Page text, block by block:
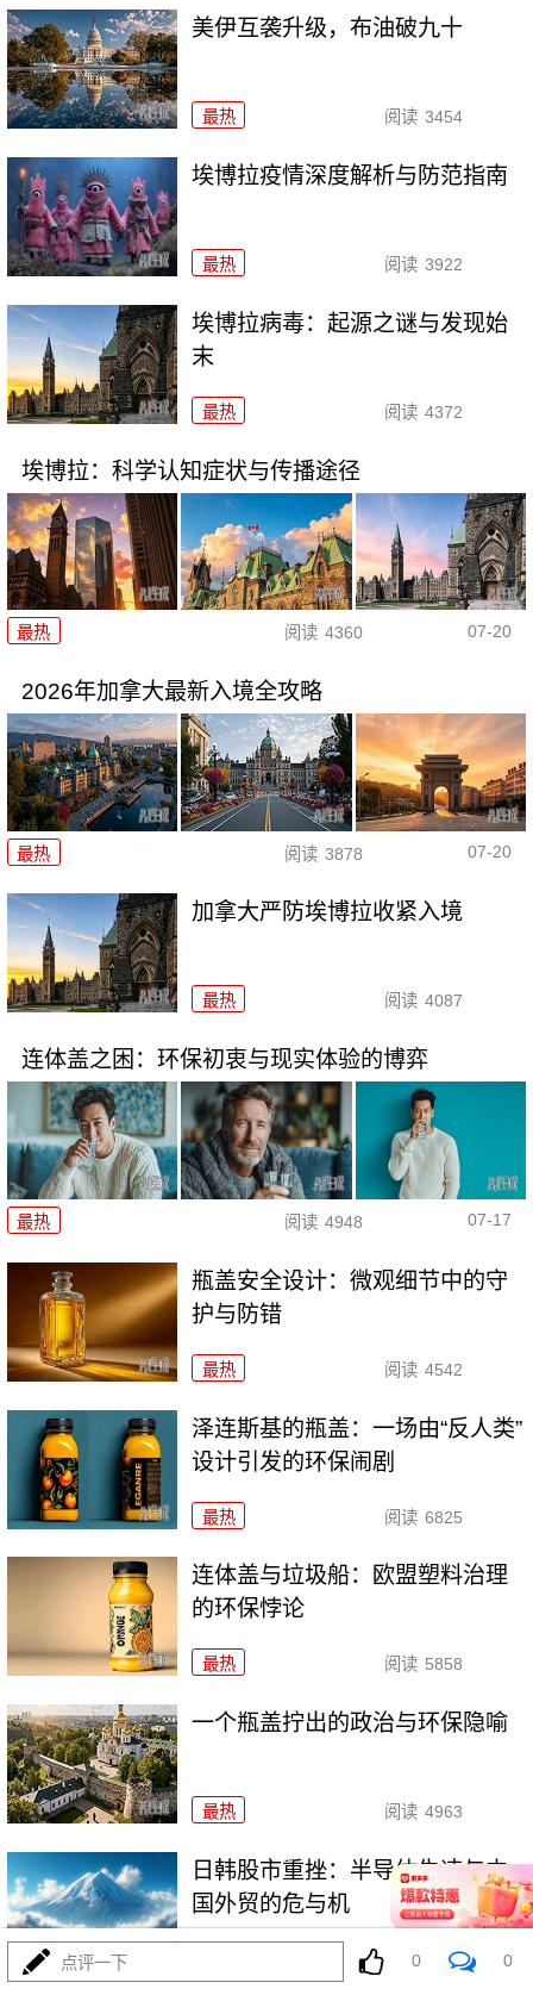
美伊互袭升级，布油破九十
最热 阅读 3454
埃博拉疫情深度解析与防范指南
最热 阅读 3922
埃博拉病毒：起源之谜与发现始
末
最热 阅读 4372
埃博拉：科学认知症状与传播途径
最热 阅读 4360 07-20
2026年加拿大最新入境全攻略
最热 阅读 3878 07-20
加拿大严防埃博拉收紧入境
最热 阅读 4087
连体盖之困：环保初衷与现实体验的博弈
最热 阅读 4948 07-17
瓶盖安全设计：微观细节中的守
护与防错
最热 阅读 4542
泽连斯基的瓶盖：一场由“反人类”
设计引发的环保闹剧
最热 阅读 6825
连体盖与垃圾船：欧盟塑料治理
的环保悖论
最热 阅读 5858
一个瓶盖拧出的政治与环保隐喻
最热 阅读 4963
日韩股市重挫：半导体失速与中
国外贸的危与机
阅读 6789
点评一下 0 0